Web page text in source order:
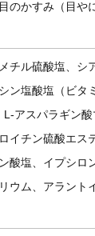
のかすみ（目や
チル硫酸塩、シ
ン塩酸塩（ビタミ
アスパラギン酸
イチン硫酸エス
酸塩、イプシロ
ウム、アラント